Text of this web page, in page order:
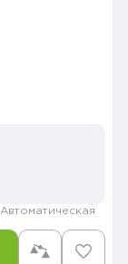
Автоматическая